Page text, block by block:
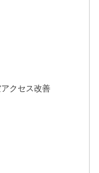
クセス改善